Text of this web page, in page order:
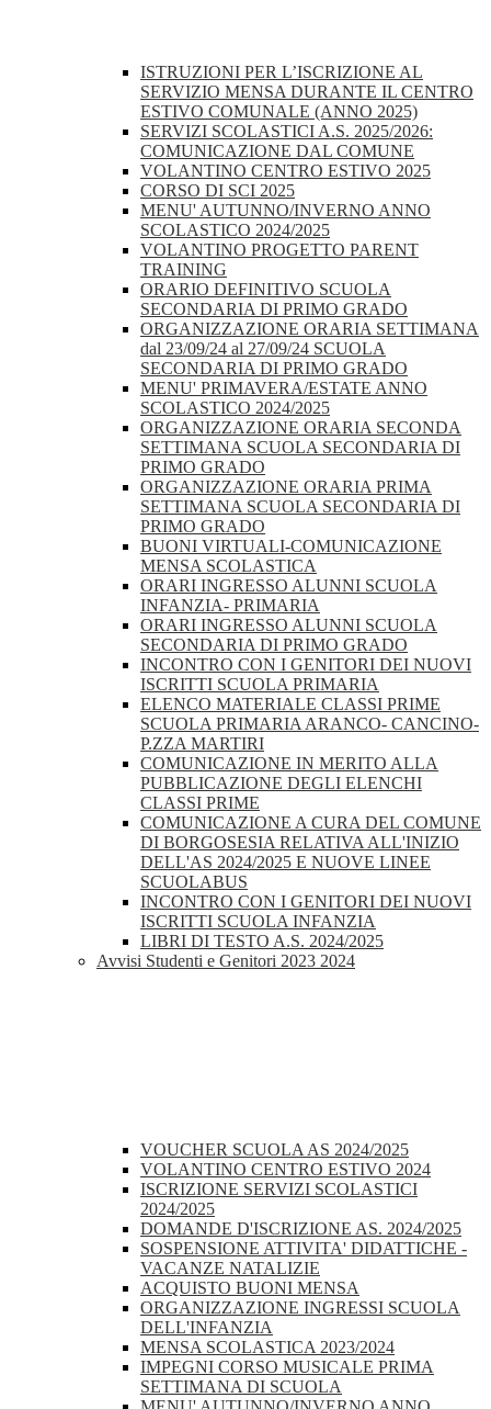
ISTRUZIONI PER L’ISCRIZIONE AL
SERVIZIO MENSA DURANTE IL CENTRO
ESTIVO COMUNALE (ANNO 2025)
SERVIZI SCOLASTICI A.S. 2025/2026:
COMUNICAZIONE DAL COMUNE
VOLANTINO CENTRO ESTIVO 2025
CORSO DI SCI 2025
MENU' AUTUNNO/INVERNO ANNO
SCOLASTICO 2024/2025
VOLANTINO PROGETTO PARENT
TRAINING
ORARIO DEFINITIVO SCUOLA
SECONDARIA DI PRIMO GRADO
ORGANIZZAZIONE ORARIA SETTIMANA
dal 23/09/24 al 27/09/24 SCUOLA
SECONDARIA DI PRIMO GRADO
MENU' PRIMAVERA/ESTATE ANNO
SCOLASTICO 2024/2025
ORGANIZZAZIONE ORARIA SECONDA
SETTIMANA SCUOLA SECONDARIA DI
PRIMO GRADO
ORGANIZZAZIONE ORARIA PRIMA
SETTIMANA SCUOLA SECONDARIA DI
PRIMO GRADO
BUONI VIRTUALI-COMUNICAZIONE
MENSA SCOLASTICA
ORARI INGRESSO ALUNNI SCUOLA
INFANZIA- PRIMARIA
ORARI INGRESSO ALUNNI SCUOLA
SECONDARIA DI PRIMO GRADO
INCONTRO CON I GENITORI DEI NUOVI
ISCRITTI SCUOLA PRIMARIA
ELENCO MATERIALE CLASSI PRIME
SCUOLA PRIMARIA ARANCO- CANCINO-
P.ZZA MARTIRI
COMUNICAZIONE IN MERITO ALLA
PUBBLICAZIONE DEGLI ELENCHI
CLASSI PRIME
COMUNICAZIONE A CURA DEL COMUNE
DI BORGOSESIA RELATIVA ALL'INIZIO
DELL'AS 2024/2025 E NUOVE LINEE
SCUOLABUS
INCONTRO CON I GENITORI DEI NUOVI
ISCRITTI SCUOLA INFANZIA
LIBRI DI TESTO A.S. 2024/2025
Avvisi Studenti e Genitori 2023 2024
VOUCHER SCUOLA AS 2024/2025
VOLANTINO CENTRO ESTIVO 2024
ISCRIZIONE SERVIZI SCOLASTICI
2024/2025
DOMANDE D'ISCRIZIONE AS. 2024/2025
SOSPENSIONE ATTIVITA' DIDATTICHE -
VACANZE NATALIZIE
ACQUISTO BUONI MENSA
ORGANIZZAZIONE INGRESSI SCUOLA
DELL'INFANZIA
MENSA SCOLASTICA 2023/2024
IMPEGNI CORSO MUSICALE PRIMA
SETTIMANA DI SCUOLA